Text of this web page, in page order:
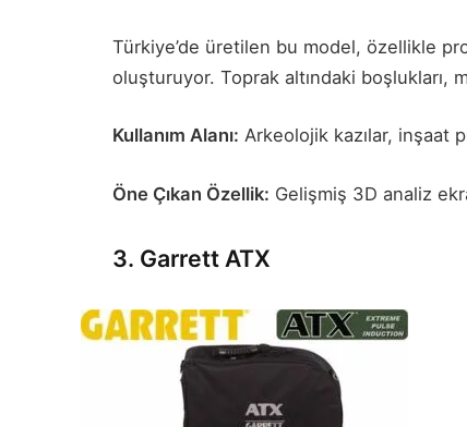
Türkiye’de üretilen bu model, özellikle
oluşturuyor. Toprak altındaki boşlukları,
Kullanım Alanı: Arkeolojik kazılar, inşaat
Öne Çıkan Özellik: Gelişmiş 3D analiz
3. Garrett ATX